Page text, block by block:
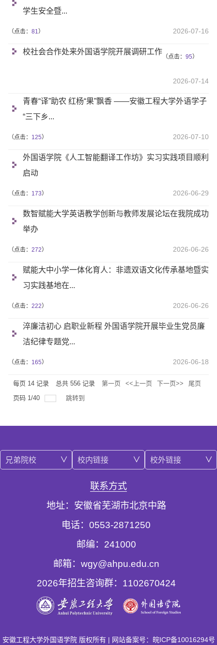
学生安全暨...
（点击： 81） 2026-07-16
校社会合作处来外国语学院开展调研工作
（点击： 95）
2026-07-14
青春“译”助农 红杨“果”飘香 ——安徽工程大学外语学子
“三下乡...
（点击： 125） 2026-07-10
外国语学院《人工智能翻译工作坊》实习实践项目顺利
启动
（点击： 173） 2026-06-29
数智赋能大学英语教学创新与教师发展论坛在我院成功
举办
（点击： 272） 2026-06-26
赋能大中小学一体化育人：非遗双语文化传承基地暨实
习实践基地在...
（点击： 222） 2026-06-26
淬廉洁初心 启职业新程 外国语学院开展毕业生党员廉
洁纪律专题党...
（点击： 165） 2026-06-18
每页 14 记录 总共 556 记录 第一页 <<上一页 下一页>>
尾页
页码 1/40 跳转到
兄弟院校 校内链接 校外链接
联系方式
地址：安徽省芜湖市北京中路
电话：0553-2871250
邮编：241000
邮箱：wgy@ahpu.edu.cn
2026年招生咨询群：1102670424
安徽工程大学外国语学院 版权所有 | 网站备案号：皖ICP备10016294号